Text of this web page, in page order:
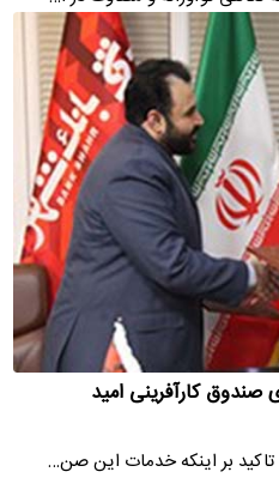
کارآفرینی امید
تاکید بر اینکه خدمات این صن…